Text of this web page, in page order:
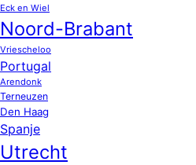
Eck en Wiel
Noord-Brabant
Vriescheloo
Portugal
Arendonk
Terneuzen
Den Haag
Spanje
Utrecht